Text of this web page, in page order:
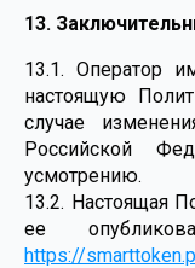
13.
13.1. Оператор
настоящую
случае
Российской
усмотрению.
13.2. Настоящая
ее
https://